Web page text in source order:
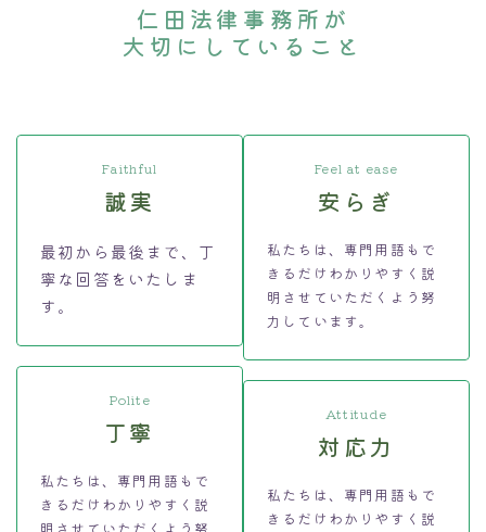
仁田法律事務所が
大切にしていること
Faithful
誠実
最初から最後まで、丁
寧な回答をいたしま
す。
Polite
丁寧
私たちは、専門用語もで
きるだけわかりやすく説
明させていただくよう努
Feel at ease
安らぎ
私たちは、専門用語もで
きるだけわかりやすく説
明させていただくよう努
力しています。
Attitude
対応力
私たちは、専門用語もで
きるだけわかりやすく説